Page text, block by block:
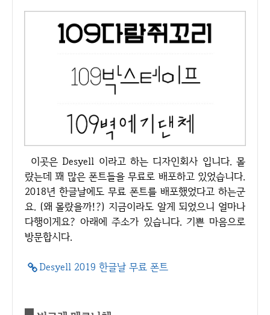
이곳은 Desyell 이라고 하는 디자인회사 입니다. 몰
랐는데 꽤 많은 폰트들을 무료로 배포하고 있었습니다.
2018년 한글날에도 무료 폰트를 배포했었다고 하는군
요. (왜 몰랐을까!?) 지금이라도 알게 되었으니 얼마나
다행이게요? 아래에 주소가 있습니다. 기쁜 마음으로
방문합시다.
Desyell 2019 한글날 무료 폰트